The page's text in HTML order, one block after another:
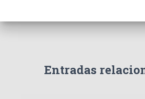
Entradas